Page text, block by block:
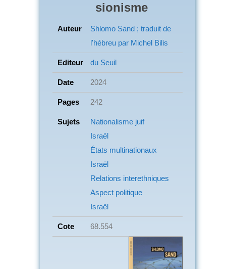
sionisme
Auteur
Shlomo Sand ; traduit de
l'hébreu par Michel Bilis
Editeur du Seuil
Date 2024
Pages 242
Sujets
Nationalisme juif
Israël
États multinationaux
Israël
Relations interethniques
Aspect politique
Israël
Cote 68.554